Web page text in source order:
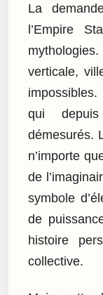
La
l’Empire
verticale,
qui
démesurés.
n’importe
de
symbole
de
histoire
collective.